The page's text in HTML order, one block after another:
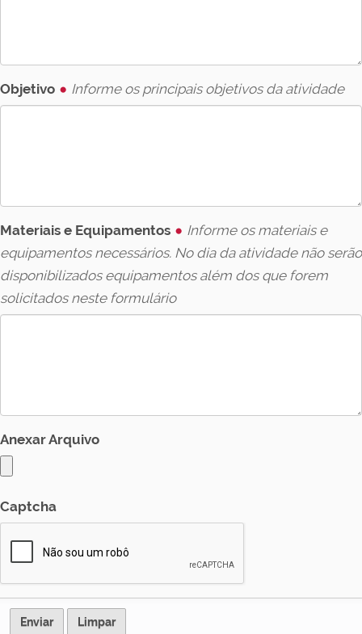
Objetivo Informe os principais objetivos da atividade
Materiais e Equipamentos
Informe os materiais e
equipamentos necessários. No dia da atividade não serão
disponibilizados equipamentos além dos que forem
solicitados neste formulário
Anexar Arquivo
Captcha